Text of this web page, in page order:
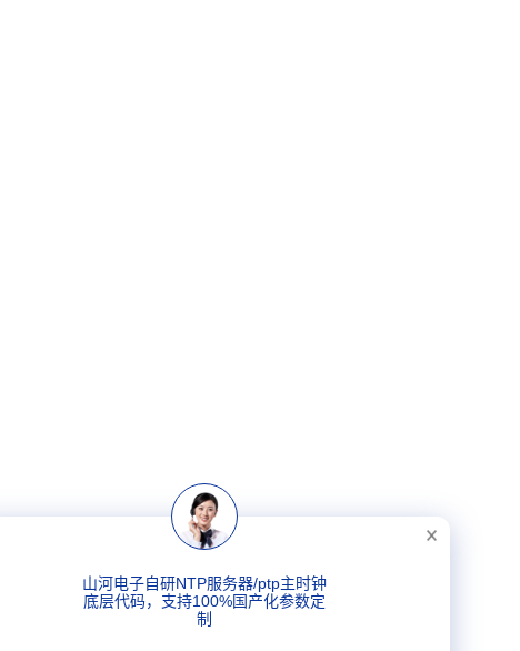
山河电子自研NTP服务器/ptp主时钟
底层代码，支持100%国产化参数定
制